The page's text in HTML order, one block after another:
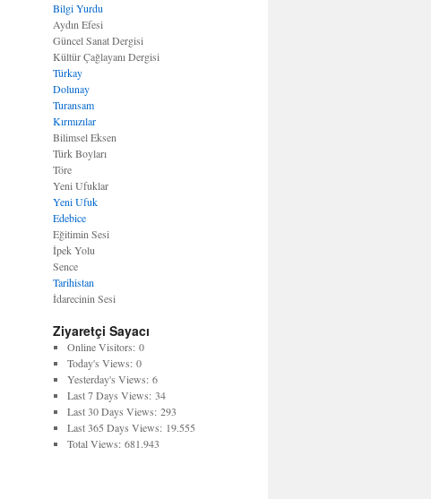
Bilgi Yurdu
Aydın Efesi
Güncel Sanat Dergisi
Kültür Çağlayanı Dergisi
Türkay
Dolunay
Turansam
Kırmızılar
Bilimsel Eksen
Türk Boyları
Töre
Yeni Ufuklar
Yeni Ufuk
Edebice
Eğitimin Sesi
İpek Yolu
Sence
Tarihistan
İdarecinin Sesi
Ziyaretçi Sayacı
Online Visitors: 0
Today's Views: 0
Yesterday's Views: 6
Last 7 Days Views: 34
Last 30 Days Views: 293
Last 365 Days Views: 19.555
Total Views: 681.943